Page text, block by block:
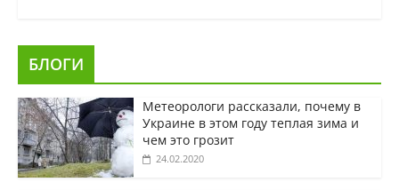
БЛОГИ
Метеорологи рассказали, почему в
Украине в этом году теплая зима и
чем это грозит
24.02.2020